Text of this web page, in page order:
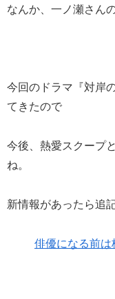
なんか、一ノ瀬さん
今回のドラマ『対岸
てきたので
今後、熱愛スクープ
ね。
新情報があったら追
俳優になる前は